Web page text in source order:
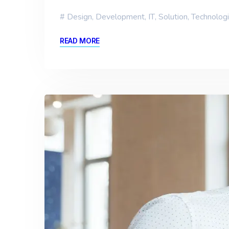
Design, Development, IT, Solution,
READ MORE